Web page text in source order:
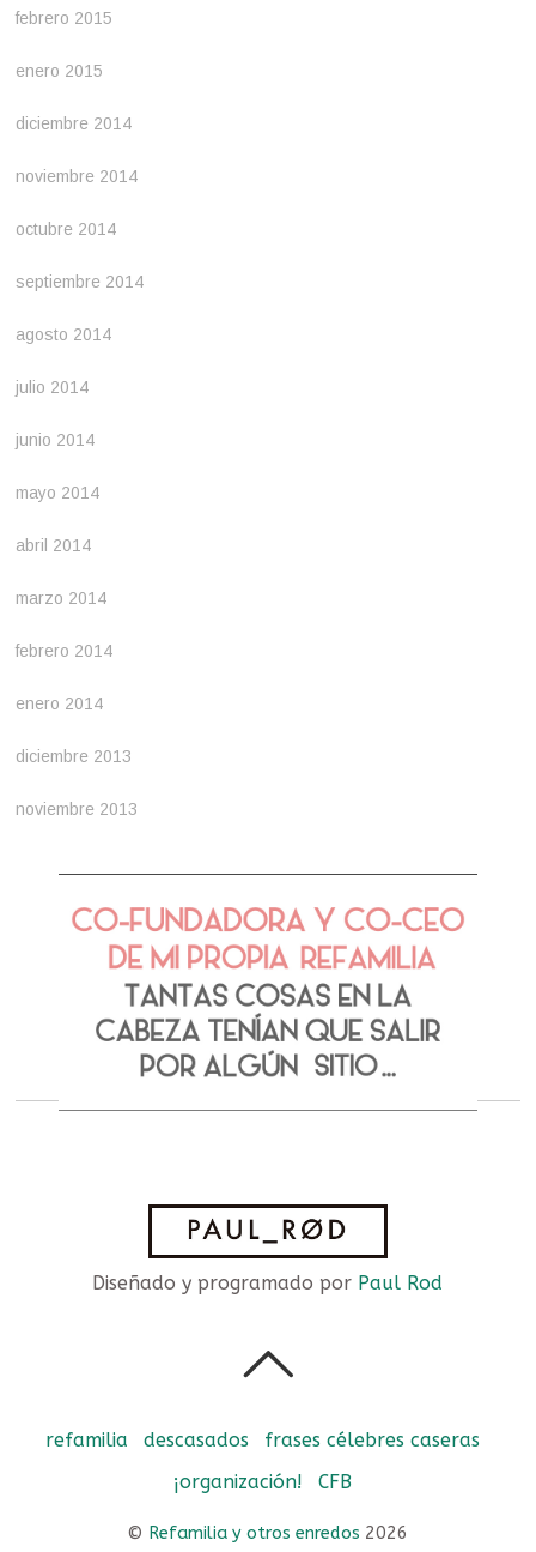
febrero 2015
enero 2015
diciembre 2014
noviembre 2014
octubre 2014
septiembre 2014
agosto 2014
julio 2014
junio 2014
mayo 2014
abril 2014
marzo 2014
febrero 2014
enero 2014
diciembre 2013
noviembre 2013
Diseñado y programado por Paul Rod
refamilia descasados
frases célebres caseras
¡organización!
CFB
© Refamilia y otros enredos 2026